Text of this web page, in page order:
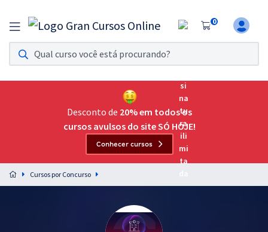
0
Assinatura Ilimitada 11
Acesso a todos os cursos. Teste grátis por 7 dias!
Assinatura OAB Até Passar
Acesso ilimitado a toda preparação para o Exame da
Preparação completa e intensiva para as principais
residências em saúde do Brasil
Desconto de 20% em todos os
cursos avulsos do site SÓ HOJE!
Conhecer cursos
Cursos por Concurso